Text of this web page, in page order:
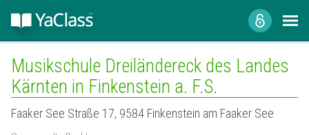
Musikschule Dreiländereck des Landes
Kärnten in Finkenstein a. F.S.
Faaker See Straße 17, 9584 Finkenstein am Faaker See